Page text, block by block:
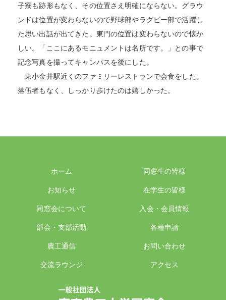
子寮も跡形もなく、その位置さえ明確にならない。グラウ
ンドは位置が変わらないので野球部やラグビー部で活躍し
た思い出話が出てきた。東門の位置は変わらないので懐か
しい。「ここにあるモニュメントは名所です。」との事で
記念写真を撮ってキャンパスを後にした。
東小金井駅近くのファミリーレストランで会食をした。
落伍者もなく、しっかり歩けたのは嬉しかった。
ホーム
お知らせ
同窓会について
部会・支部活動
農工通信
交流ラウンジ
同窓生の皆様
在学生の皆様
入会・会員情報
各種申請
お問い合わせ
アクセス